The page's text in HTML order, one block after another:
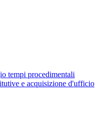
tempi procedimentali
e acquisizione d'ufficio